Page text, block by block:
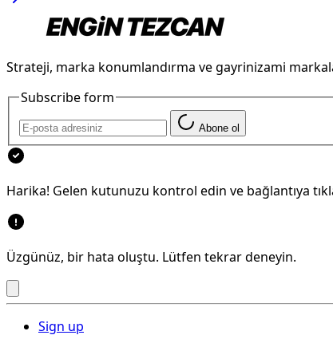
Strateji, marka konumlandırma ve gayrinizami
Subscribe form
Abone ol
Harika! Gelen kutunuzu kontrol edin ve bağlantıya
Üzgünüz, bir hata oluştu. Lütfen tekrar deneyin.
Sign up